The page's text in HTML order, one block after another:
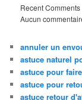
Recent Comments
Aucun
annuler un
astuce naturel
astuce pour
astuce pour
astuce retour